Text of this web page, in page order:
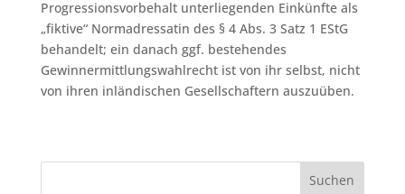
Progressionsvorbehalt unterliegenden Einkünfte als
„fiktive“ Normadressatin des § 4 Abs. 3 Satz 1 EStG
behandelt; ein danach ggf. bestehendes
Gewinnermittlungswahlrecht ist von ihr selbst, nicht
von ihren inländischen Gesellschaftern auszuüben.